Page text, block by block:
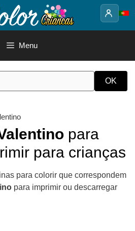
Menu
para
para crianças
para colorir que correspondem
para imprimir ou descarregar